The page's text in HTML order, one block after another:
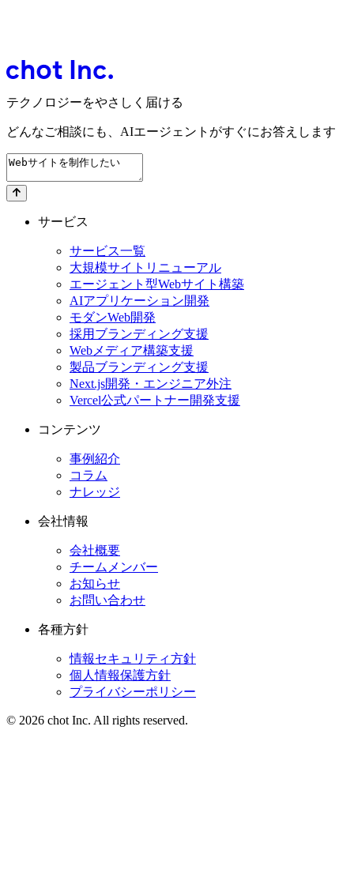
テクノロジーをやさしく届ける
どんなご相談にも、 AIエージェントがすぐにお答えします
サービス
サービス一覧
大規模サイトリニューアル
エージェント型Webサイト構築
AIアプリケーション開発
モダンWeb開発
採用ブランディング支援
Webメディア構築支援
製品ブランディング支援
Next.js開発・エンジニア外注
Vercel公式パートナー開発支援
コンテンツ
事例紹介
コラム
ナレッジ
会社情報
会社概要
チームメンバー
お知らせ
お問い合わせ
各種方針
情報セキュリティ方針
個人情報保護方針
プライバシーポリシー
© 2026 chot Inc. All rights reserved.